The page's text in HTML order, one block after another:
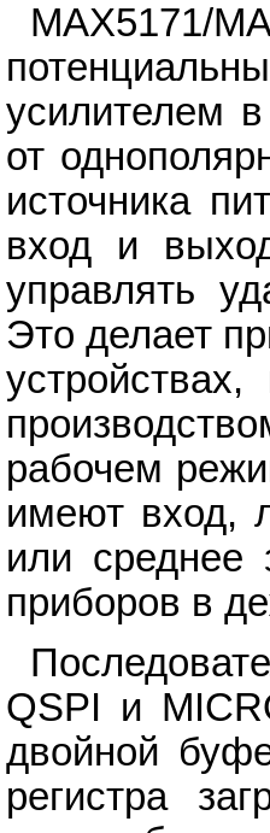
MAX5171/
усилителем
от
источника
вход и
управлять
Это делает
рабочем
имеют вход,
или среднее
приборов в
QSPI и
двойной
регистра